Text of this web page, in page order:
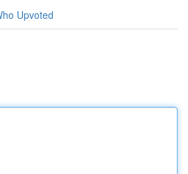
Upvoted